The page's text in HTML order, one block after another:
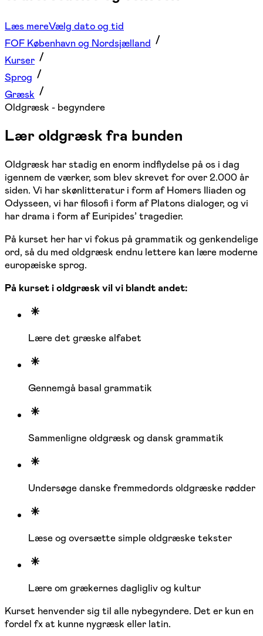
Læs mereVælg dato og tid
FOF København og Nordsjælland
Kurser
Sprog
Græsk
Oldgræsk - begyndere
Lær oldgræsk fra bunden
Oldgræsk har stadig en enorm indflydelse på os i dag
igennem de værker, som blev skrevet for over 2.000 år
siden. Vi har skønlitteratur i form af Homers Iliaden og
Odysseen, vi har filosofi i form af Platons dialoger, og vi
har drama i form af Euripides’ tragedier.
På kurset her har vi fokus på grammatik og genkendelige
ord, så du med oldgræsk endnu lettere kan lære moderne
europæiske sprog.
På kurset i oldgræsk vil vi blandt andet:
Lære det græske alfabet
Gennemgå basal grammatik
Sammenligne oldgræsk og dansk grammatik
Undersøge danske fremmedords oldgræske rødder
Læse og oversætte simple oldgræske tekster
Lære om grækernes dagligliv og kultur
Kurset henvender sig til alle nybegyndere. Det er kun en
fordel fx at kunne nygræsk eller latin.